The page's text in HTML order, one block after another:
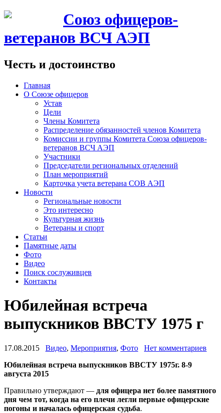
Союз офицеров-
ветеранов ВСЧ АЭП
Честь и достоинство
Главная
О Союзе офицеров
Устав
Цели
Члены Комитета
Распределение обязанностей членов Комитета
Комиссии и группы Комитета Союза офицеров-
ветеранов ВСЧ АЭП
Участники
Председатели региональных отделений
План мероприятий
Карточка учета ветерана CОВ АЭП
Новости
Региональные новости
Это интересно
Культурная жизнь
Ветераны и спорт
Статьи
Памятные даты
Фото
Видео
Поиск сослуживцев
Контакты
Юбилейная встреча
выпускников ВВСТУ 1975 г
17.08.2015 Видео, Мероприятия, Фото
Нет комментариев
Юбилейная встреча выпускников ВВСТУ 1975г. 8-9
августа 2015
Правильно утверждают — для офицера нет более памятного
дня чем тот, когда на его плечи легли первые офицерские
погоны и началась офицерская судьба.